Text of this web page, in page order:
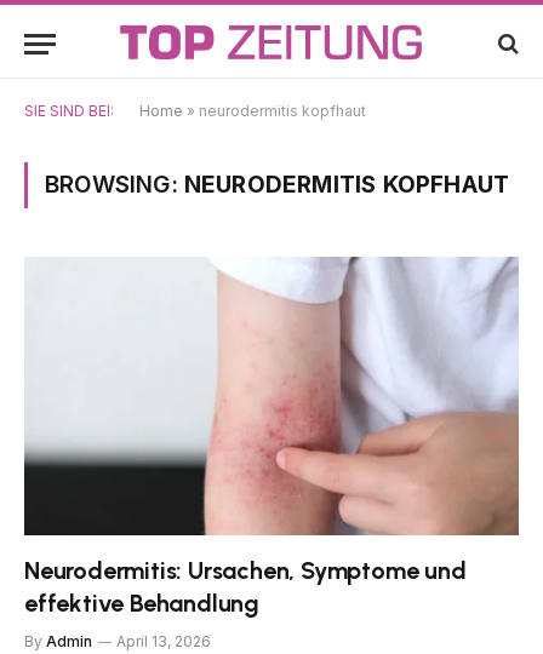
SIE SIND BEI: Home » neurodermitis kopfhaut
BROWSING: NEURODERMITIS KOPFHAUT
Neurodermitis: Ursachen, Symptome und
effektive Behandlung
By Admin April 13, 2026